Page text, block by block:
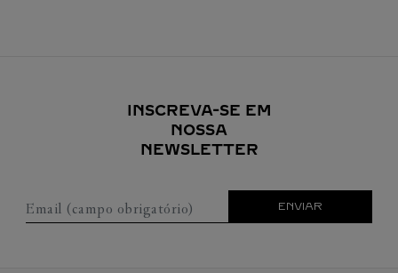
INSCREVA-SE EM
NOSSA
NEWSLETTER
Email (campo obrigatório) ENVIAR